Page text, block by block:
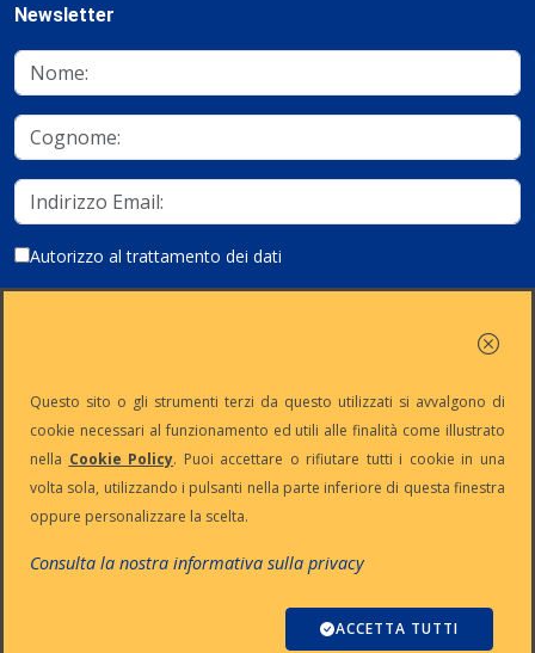
Newsletter
Autorizzo al trattamento dei dati
Partita Iva:
IT13383650150
Capitale
Sociale: €
10.500 i.v.
Iscrizione
REA n° MI-
Reg. Imp. n°
MI-2001-
: digiway@legalmail.it
Copyright © Digiway Srl - Designed by Digiway Srl - Powered by HCL
Software Domino
Questo sito o gli strumenti terzi da questo utilizzati si avvalgono di
cookie necessari al funzionamento ed utili alle finalità come illustrato
nella Cookie Policy. Puoi accettare o rifiutare tutti i cookie in una
volta sola, utilizzando i pulsanti nella parte inferiore di questa finestra
oppure personalizzare la scelta.
Consulta la nostra informativa sulla privacy
ACCETTA TUTTI